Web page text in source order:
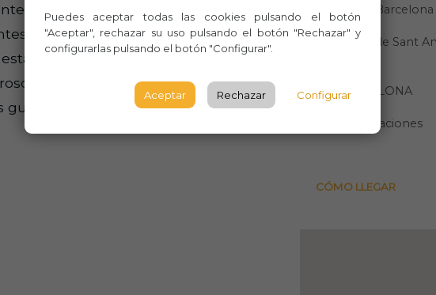
de Barcelona: el Casino Royal. El
y el oro de las instalaciones. Una vez
planeado… se dan cuenta de que
y ha descubierto el plan. ¿Podrá el
con el botín a salvo?
Xcape Barcelona
Carrer de Sant
BARCELONA
Observaciones
CÓMO LLEGAR
Puedes aceptar todas las cookies pulsando el botón
"Aceptar", rechazar su uso pulsando el botón "Rechazar" y
configurarlas pulsando el botón "Configurar".
Aceptar Rechazar Configurar